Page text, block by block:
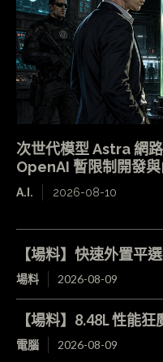
次世代模型 Astra 網
OpenAI 暫限制開發與
A.I. 2026-08-10
【場料】快速外置
場料 2026-08-09
【場料】8.48L 性能
電腦 2026-08-09